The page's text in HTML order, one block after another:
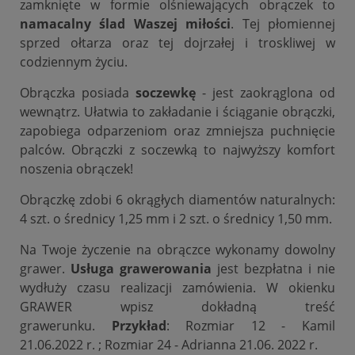
zamknięte w formie olśniewających obrączek to
namacalny ślad Waszej miłości. Tej płomiennej
sprzed ołtarza oraz tej dojrzałej i troskliwej w
codziennym życiu.
Obrączka posiada soczewkę - jest zaokrąglona od
wewnątrz. Ułatwia to zakładanie i ściąganie obrączki,
zapobiega odparzeniom oraz zmniejsza puchnięcie
palców. Obrączki z soczewką to najwyższy komfort
noszenia obrączek!
Obrączkę zdobi 6 okrągłych diamentów naturalnych:
4 szt. o średnicy 1,25 mm i 2 szt. o średnicy 1,50 mm.
Na Twoje życzenie na obrączce wykonamy dowolny
grawer. Usługa grawerowania jest bezpłatna i nie
wydłuży czasu realizacji zamówienia. W okienku
GRAWER wpisz dokładną treść
grawerunku.
Przykład: Rozmiar 12 - Kamil
21.06.2022 r. ; Rozmiar 24 - Adrianna 21.06. 2022 r.